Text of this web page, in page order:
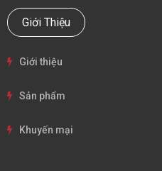
Giới Thiệu
Giới thiệu
Sản phẩm
Khuyến mại